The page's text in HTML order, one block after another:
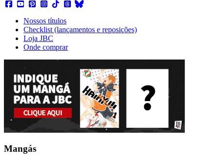
Nossos títulos
Checklist (lançamentos e reposições)
Loja JBC
Onde comprar
Mangás